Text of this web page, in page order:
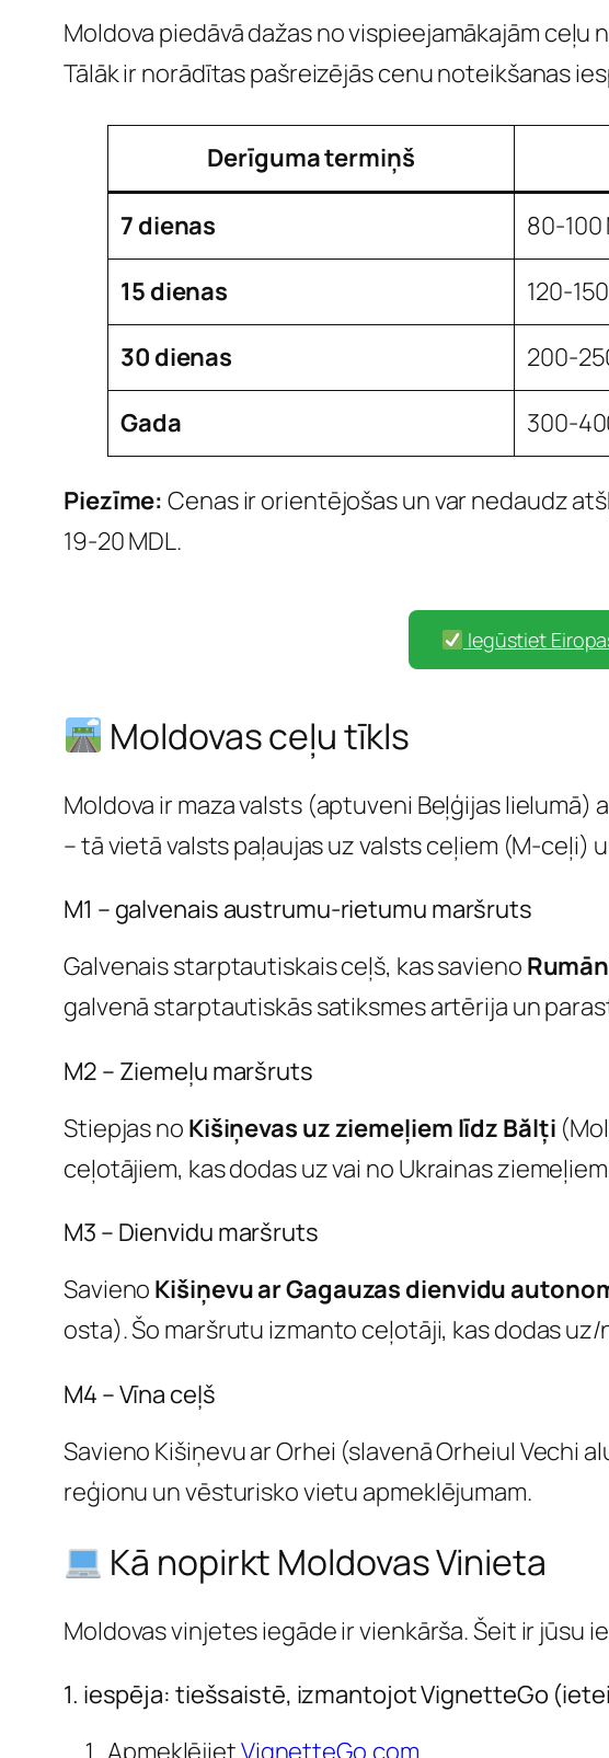
Moldova piedāvā dažas no vispieejamākajām
Tālāk ir norādītas pašreizējās cenu noteikšanas
Derīguma termiņš
7 dienas 80-100
15 dienas
120-
30 dienas
200-
Gada
300-
Piezīme: Cenas ir orientējošas un var nedaudz
19-20 MDL.
Iegūstiet
Moldovas ceļu tīkls
Moldova ir maza valsts (aptuveni Beļģijas
– tā vietā valsts paļaujas uz valsts ceļiem (M-ceļi)
M1 – galvenais austrumu-rietumu maršruts
Galvenais starptautiskais ceļš, kas savieno
galvenā starptautiskās satiksmes artērija un
M2 – Ziemeļu maršruts
Stiepjas no Kišiņevas uz ziemeļiem līdz Bălți
ceļotājiem, kas dodas uz vai no Ukrainas
M3 – Dienvidu maršruts
Savieno Kišiņevu ar Gagauzas dienvidu
osta). Šo maršrutu izmanto ceļotāji, kas dodas
M4 – Vīna ceļš
Savieno Kišiņevu ar Orhei (slavenā Orheiul Vechi
reģionu un vēsturisko vietu apmeklējumam.
Kā nopirkt Moldovas Vinieta
Moldovas vinjetes iegāde ir vienkārša. Šeit ir jūsu
1. iespēja: tiešsaistē, izmantojot VignetteGo